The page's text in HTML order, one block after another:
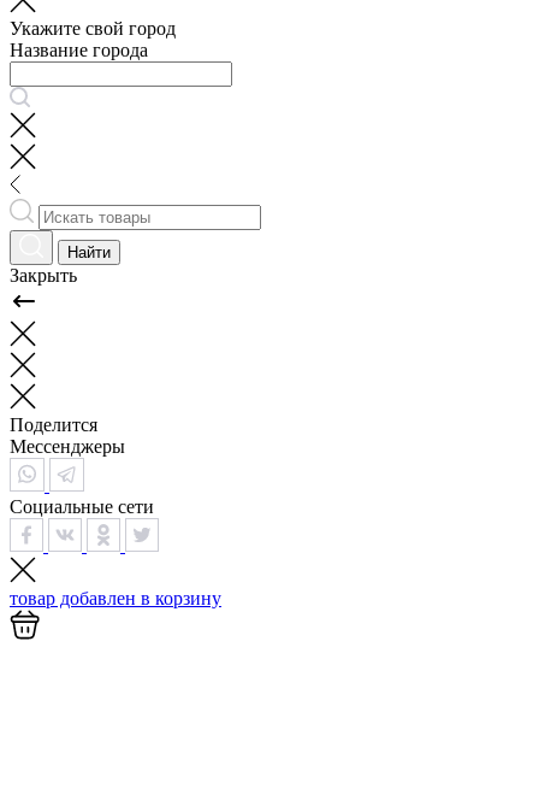
Укажите свой город
Название города
Найти
Закрыть
Поделится
Мессенджеры
Социальные сети
товар добавлен в корзину